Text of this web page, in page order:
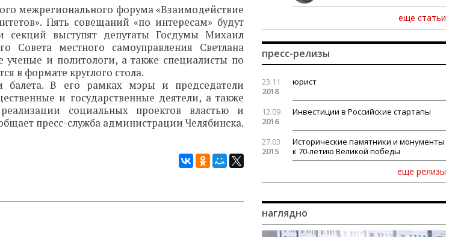
межрегионального форума «Взаимодействие
Пять совещаний «по интересам» будут
секций выступят депутаты Госдумы Михаил
Совета местного самоуправления Светлана
ученые и политологи, а также специалисты по
в формате круглого стола.
В его рамках мэры и председатели
и государственные деятели, а также
социальных проектов властью и
пресс-служба администрации Челябинска.
еще статьи
пресс-релизы
23.11
2018
юрист
12.09
2016
Инвестиции в Российские стартапы
27.03
2015
Исторические памятники и монументы
к 70-летию Великой победы
еще релизы
наглядно